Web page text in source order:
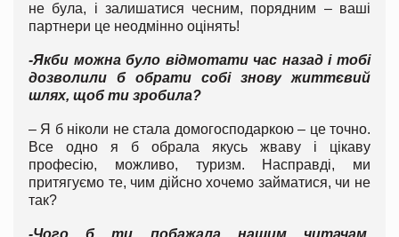
не була, і залишатися чесним, порядним – ваші
партнери це неодмінно оцінять!
-Якби можна було відмотати час назад і тобі
дозволили б обрати собі знову життєвий
шлях, щоб ти зробила?
– Я б ніколи не стала домогосподаркою – це точно.
Все одно я б обрала якусь жваву і цікаву
професію, можливо, туризм. Насправді, ми
притягуємо те, чим дійсно хочемо займатися, чи не
так?